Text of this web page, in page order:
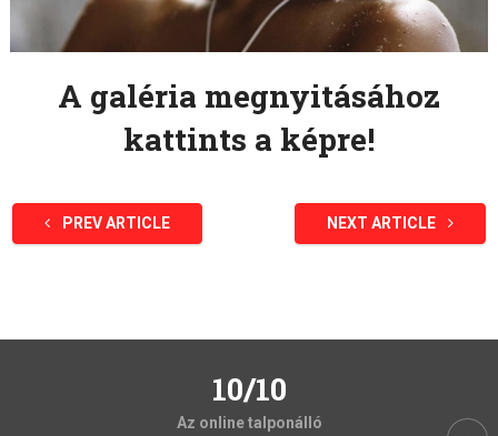
A galéria megnyitásához
kattints a képre!
PREV ARTICLE NEXT ARTICLE
10/10
Az online talponálló